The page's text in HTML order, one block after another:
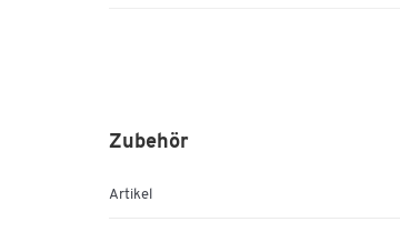
Zubehör
Artikel